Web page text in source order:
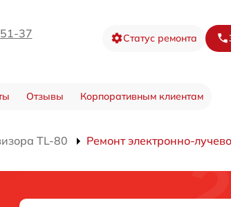
37 Статус ремонта
Отзывы Корпоративным клиентам
TL-80 Ремонт электронно-